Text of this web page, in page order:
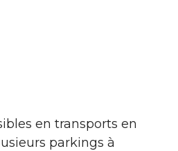
en transports en
parkings à